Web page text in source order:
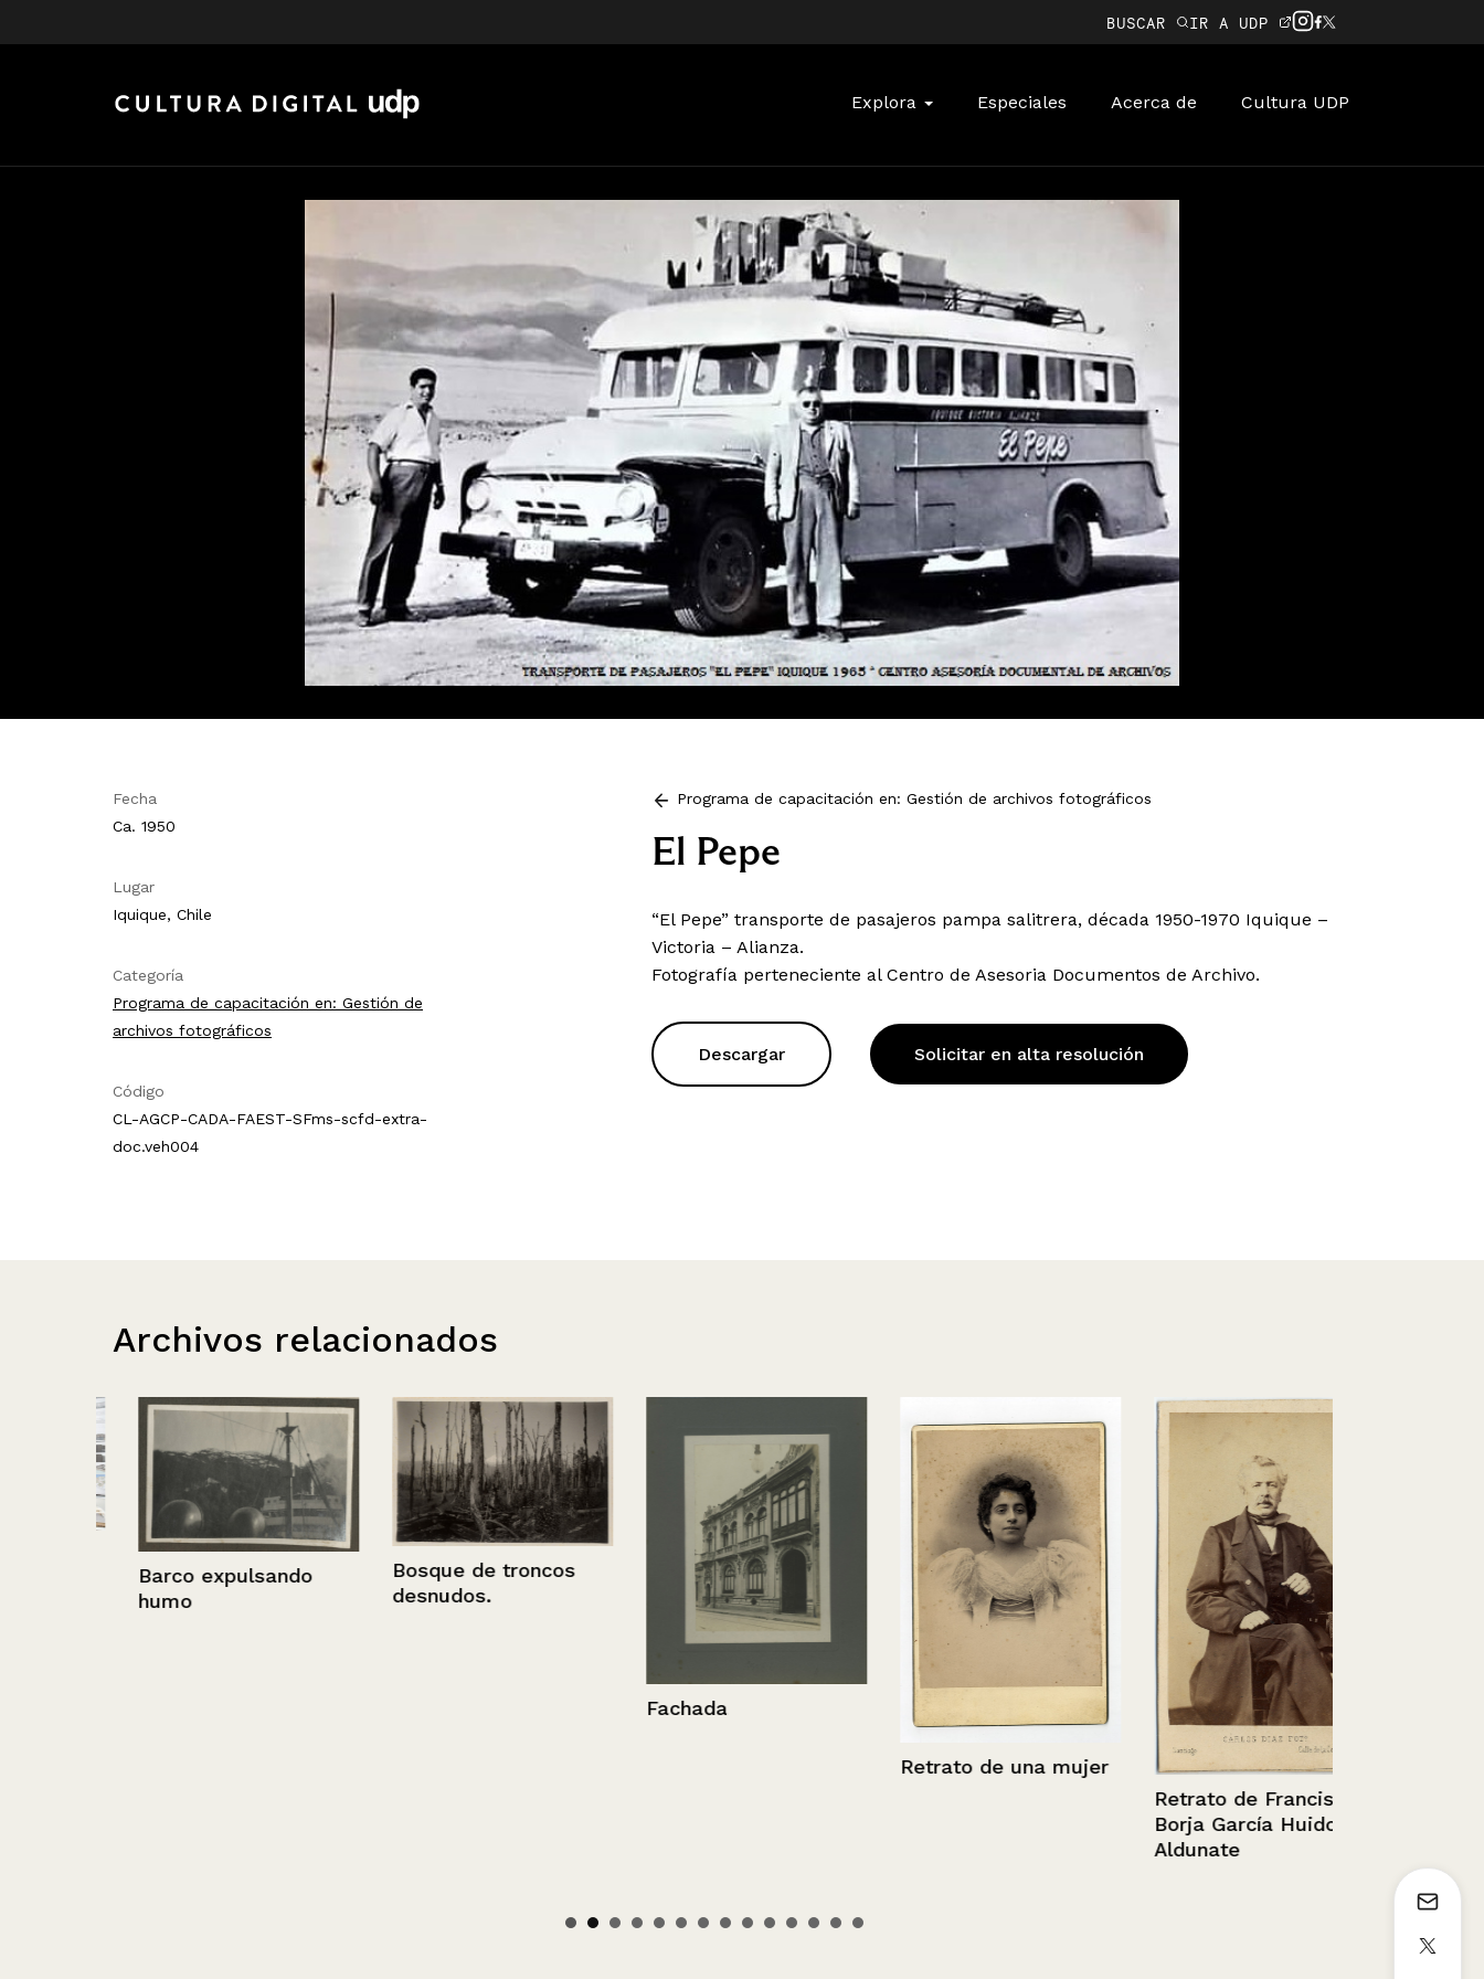
BUSCAR IR A UDP
Explora Especiales Acerca de Cultura UDP
Fecha
Ca. 1950
Lugar
Iquique, Chile
Categoría
Programa de capacitación en: Gestión de
archivos fotográficos
Código
CL-AGCP-CADA-FAEST-SFms-scfd-extra-
doc.veh004
Programa de capacitación en: Gestión de archivos fotográficos
El Pepe
“El Pepe” transporte de pasajeros pampa salitrera, década 1950-1970 Iquique –
Victoria – Alianza.
Fotografía perteneciente al Centro de Asesoria Documentos de Archivo.
Descargar Solicitar en alta resolución
Archivos relacionados
Barco expulsando
humo
Bosque de troncos
desnudos.
Fachada
Retrato de una mujer
Retrato de Francisco
Borja García Huidobro
Aldunate